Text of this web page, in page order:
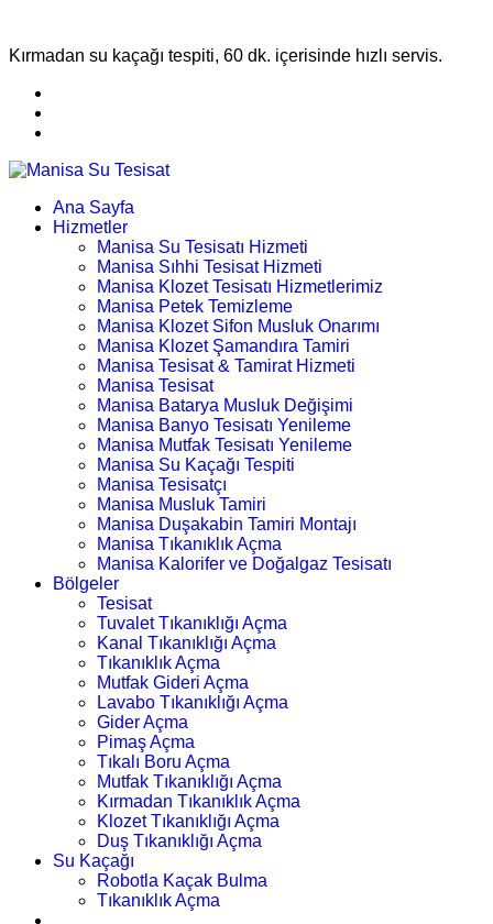
Kırmadan su kaçağı tespiti, 60 dk. içerisinde hızlı servis.
Ana Sayfa
Hizmetler
Manisa Su Tesisatı Hizmeti
Manisa Sıhhi Tesisat Hizmeti
Manisa Klozet Tesisatı Hizmetlerimiz
Manisa Petek Temizleme
Manisa Klozet Sifon Musluk Onarımı
Manisa Klozet Şamandıra Tamiri
Manisa Tesisat & Tamirat Hizmeti
Manisa Tesisat
Manisa Batarya Musluk Değişimi
Manisa Banyo Tesisatı Yenileme
Manisa Mutfak Tesisatı Yenileme
Manisa Su Kaçağı Tespiti
Manisa Tesisatçı
Manisa Musluk Tamiri
Manisa Duşakabin Tamiri Montajı
Manisa Tıkanıklık Açma
Manisa Kalorifer ve Doğalgaz Tesisatı
Bölgeler
Tesisat
Tuvalet Tıkanıklığı Açma
Kanal Tıkanıklığı Açma
Tıkanıklık Açma
Mutfak Gideri Açma
Lavabo Tıkanıklığı Açma
Gider Açma
Pimaş Açma
Tıkalı Boru Açma
Mutfak Tıkanıklığı Açma
Kırmadan Tıkanıklık Açma
Klozet Tıkanıklığı Açma
Duş Tıkanıklığı Açma
Su Kaçağı
Robotla Kaçak Bulma
Tıkanıklık Açma